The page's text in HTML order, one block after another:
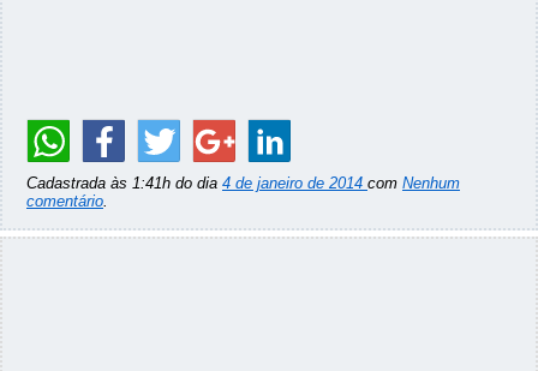
Cadastrada às 1:41h do dia 4 de janeiro de 2014 com Nenhum
comentário.